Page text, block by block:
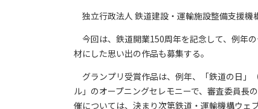
独立行政法人 鉄道建設・運輸施設整備支援機
今回は、鉄道開業150周年を記念して、例年
材にした思い出の作品も募集する。
グランプリ受賞作品は、例年、「鉄道の日」
ル」のオープニングセレモニーで、審査委員
催については、決まり次第鉄道・運輸機構ウェ